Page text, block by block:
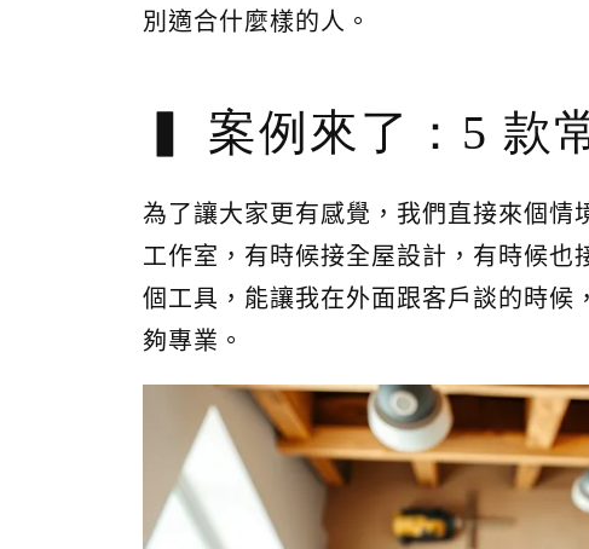
別適合什麼樣的人。
案例來了：5 款
為了讓大家更有感覺，我們直接來個
工作室，有時候接全屋設計，有時候
個工具，能讓我在外面跟客戶談的時
夠專業。